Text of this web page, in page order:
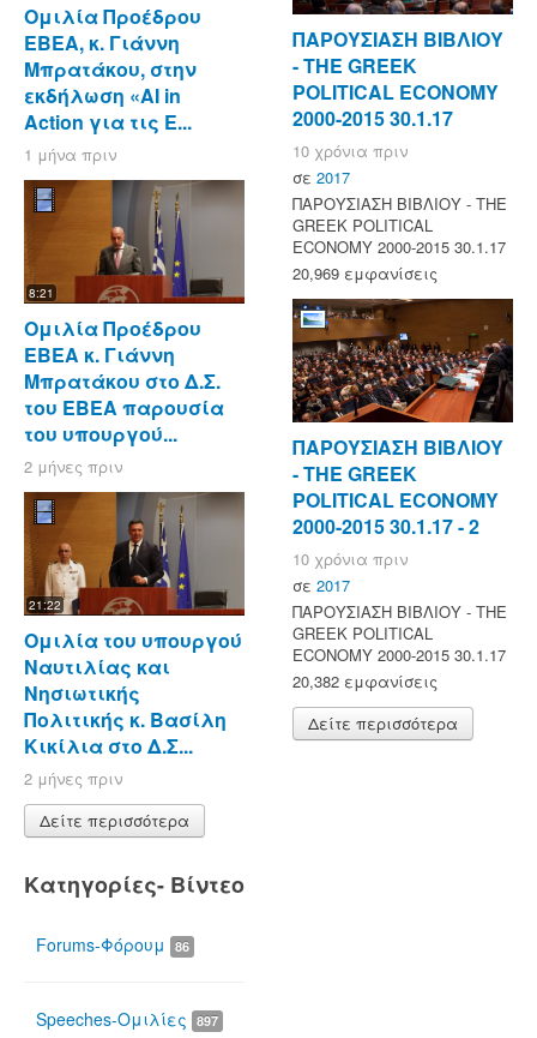
Ομιλία Προέδρου
ΕΒΕΑ, κ. Γιάννη
Μπρατάκου, στην
εκδήλωση «AI in
Action για τις Ε...
1 μήνα πριν
8:21
Ομιλία Προέδρου
ΕΒΕΑ κ. Γιάννη
Μπρατάκου στο Δ.Σ.
του ΕΒΕΑ παρουσία
του υπουργού...
2 μήνες πριν
21:22
Ομιλία του υπουργού
Ναυτιλίας και
Νησιωτικής
Πολιτικής κ. Βασίλη
Κικίλια στο Δ.Σ...
2 μήνες πριν
Δείτε περισσότερα
Κατηγορίες- Βίντεο
Forums-Φόρουμ 86
Speeches-Ομιλίες 897
ΠΑΡΟΥΣΙΑΣΗ ΒΙΒΛΙΟΥ
- ΤΗΕ GREEK
POLITICAL ECONOMY
2000-2015 30.1.17
10 χρόνια πριν
σε 2017
ΠΑΡΟΥΣΙΑΣΗ ΒΙΒΛΙΟΥ - ΤΗΕ
GREEK POLITICAL
ECONOMY 2000-2015 30.1.17
20,969 εμφανίσεις
ΠΑΡΟΥΣΙΑΣΗ ΒΙΒΛΙΟΥ
- ΤΗΕ GREEK
POLITICAL ECONOMY
2000-2015 30.1.17 - 2
10 χρόνια πριν
σε 2017
ΠΑΡΟΥΣΙΑΣΗ ΒΙΒΛΙΟΥ - ΤΗΕ
GREEK POLITICAL
ECONOMY 2000-2015 30.1.17
20,382 εμφανίσεις
Δείτε περισσότερα